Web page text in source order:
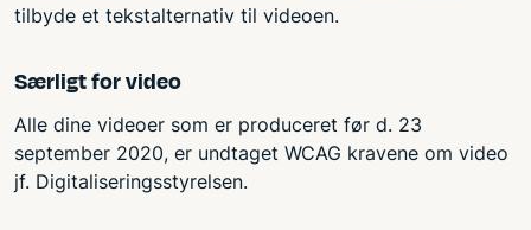
tilbyde et tekstalternativ til videoen.
Særligt for video
Alle dine videoer som er produceret før d. 23
september 2020, er undtaget WCAG kravene om video
jf. Digitaliseringsstyrelsen.